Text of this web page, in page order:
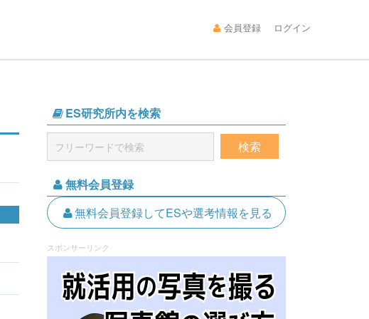
会員登録 ログイン
ES研究所内を検索
無料会員登録
無料会員登録してESや選考情報を見る
スポンサーリンク